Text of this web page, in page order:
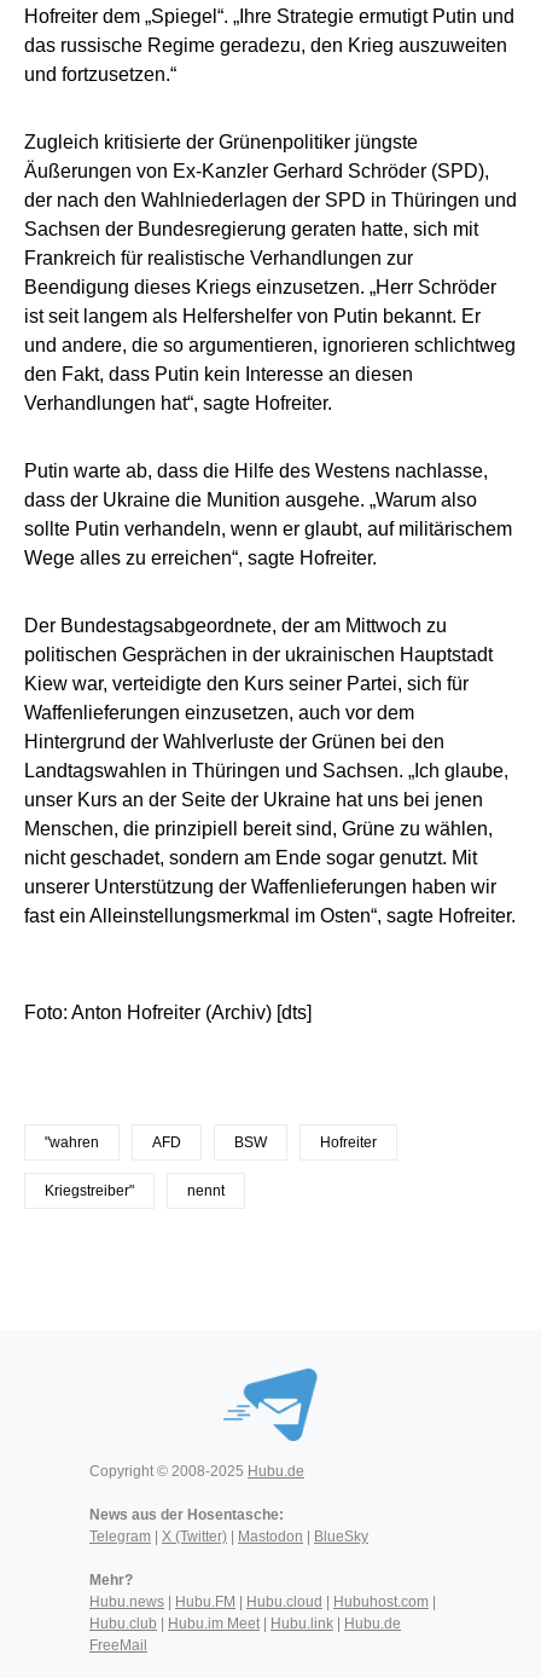
Hofreiter dem „Spiegel“. „Ihre Strategie ermutigt Putin und
das russische Regime geradezu, den Krieg auszuweiten
und fortzusetzen.“
Zugleich kritisierte der Grünenpolitiker jüngste
Äußerungen von Ex-Kanzler Gerhard Schröder (SPD),
der nach den Wahlniederlagen der SPD in Thüringen und
Sachsen der Bundesregierung geraten hatte, sich mit
Frankreich für realistische Verhandlungen zur
Beendigung dieses Kriegs einzusetzen. „Herr Schröder
ist seit langem als Helfershelfer von Putin bekannt. Er
und andere, die so argumentieren, ignorieren schlichtweg
den Fakt, dass Putin kein Interesse an diesen
Verhandlungen hat“, sagte Hofreiter.
Putin warte ab, dass die Hilfe des Westens nachlasse,
dass der Ukraine die Munition ausgehe. „Warum also
sollte Putin verhandeln, wenn er glaubt, auf militärischem
Wege alles zu erreichen“, sagte Hofreiter.
Der Bundestagsabgeordnete, der am Mittwoch zu
politischen Gesprächen in der ukrainischen Hauptstadt
Kiew war, verteidigte den Kurs seiner Partei, sich für
Waffenlieferungen einzusetzen, auch vor dem
Hintergrund der Wahlverluste der Grünen bei den
Landtagswahlen in Thüringen und Sachsen. „Ich glaube,
unser Kurs an der Seite der Ukraine hat uns bei jenen
Menschen, die prinzipiell bereit sind, Grüne zu wählen,
nicht geschadet, sondern am Ende sogar genutzt. Mit
unserer Unterstützung der Waffenlieferungen haben wir
fast ein Alleinstellungsmerkmal im Osten“, sagte Hofreiter.
Foto: Anton Hofreiter (Archiv) [dts]
"wahren AFD BSW Hofreiter
Kriegstreiber" nennt
Copyright © 2008-2025 Hubu.de
News aus der Hosentasche:
Telegram
X (Twitter) Mastodon BlueSky
Mehr?
Hubu.news
Hubu.FM Hubu.cloud Hubuhost.com
Hubu.club
Hubu.im Meet| Hubu.link
Hubu.de
FreeMail